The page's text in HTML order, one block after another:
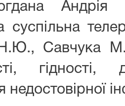
суспільна
Н.Ю., Савчука
гідності,
недостовірної